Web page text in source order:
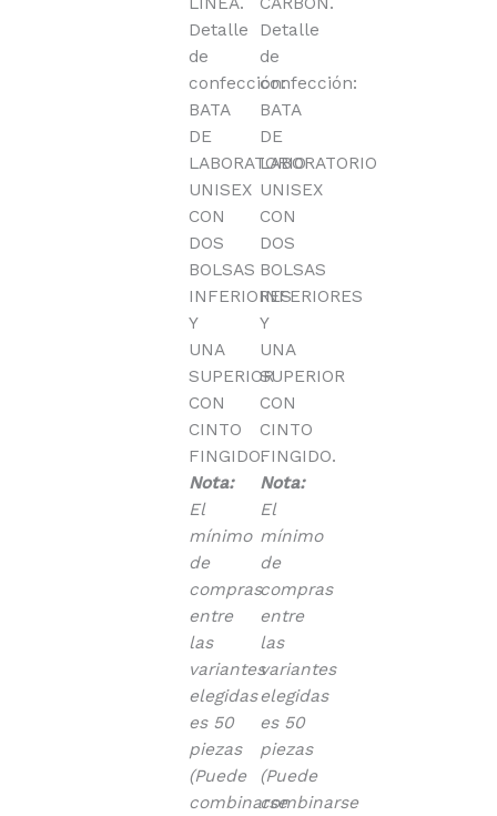
Detalle
de
confección:
BATA
DE
LABORATORIO
UNISEX
CON
DOS
BOLSAS
INFERIORES
Y
UNA
SUPERIOR
CON
CINTO
FINGIDO.
Nota:
El
mínimo
de
compras
entre
las
variantes
elegidas
es 50
piezas
(Puede
combinarse
Detalle
de
confección:
BATA
DE
LABORATORIO
UNISEX
CON
DOS
BOLSAS
INFERIORES
Y
UNA
SUPERIOR
CON
CINTO
FINGIDO.
Nota:
El
mínimo
de
compras
entre
las
variantes
elegidas
es 50
piezas
(Puede
combinarse